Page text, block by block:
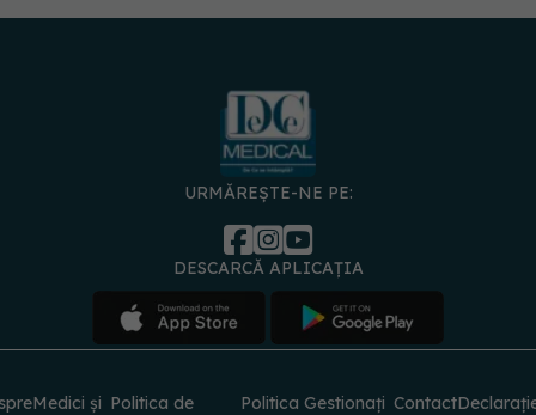
URMĂREȘTE-NE PE:
DESCARCĂ APLICAȚIA
Medici și
Politica de
Politica
Gestionați
Contact